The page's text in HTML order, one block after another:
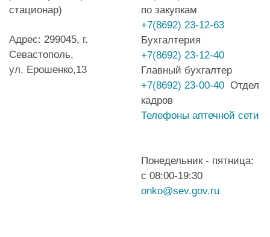
стационар)
Адрес: 299045, г.
Севастополь,
ул. Ерошенко,13
по закупкам
+7(8692) 23-12-63
Бухгалтерия
+7(8692) 23-12-40
Главный бухгалтер
+7(8692) 23-00-40 Отдел
кадров
Телефоны аптечной сети
Понедельник - пятница:
с 08:00-19:30
onko@sev.gov.ru